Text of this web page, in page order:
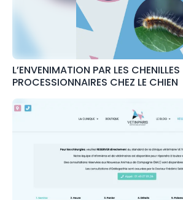
L’ENVENIMATION PAR LES CHENILLES
PROCESSIONNAIRES CHEZ LE CHIEN